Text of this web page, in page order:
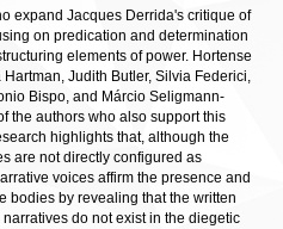
expand Jacques Derrida's critique of
on predication and determination
elements of power. Hortense
Judith Butler, Silvia Federici,
Bispo, and Márcio Seligmann-
the authors who also support this
highlights that, although the
are not directly configured as
voices affirm the presence and
bodies by revealing that the written
do not exist in the diegetic